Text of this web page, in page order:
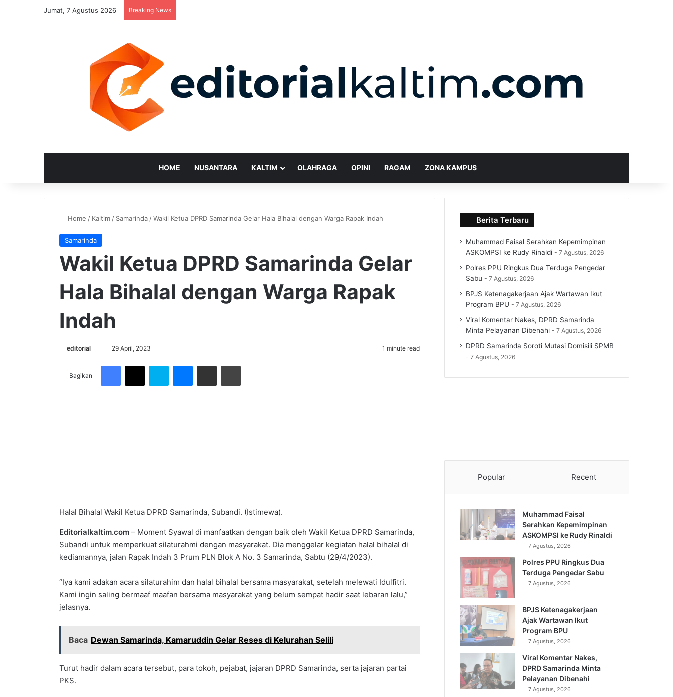
Jumat, 7 Agustus 2026 Breaking News
HOME NUSANTARA KALTIM OLAHRAGA OPINI RAGAM ZONA KAMPUS
Home / Kaltim / Samarinda /Wakil Ketua DPRD Samarinda Gelar Hala Bihalal dengan Warga Rapak Indah
Samarinda
Wakil Ketua DPRD Samarinda Gelar
Hala Bihalal dengan Warga Rapak
Indah
editorial 29 April, 2023 1 minute read
Bagikan
Facebook
X Skype Messenger
Share via Email Cetak
Halal Bihalal Wakil Ketua DPRD Samarinda, Subandi. (Istimewa).
Editorialkaltim.com – Moment Syawal di manfaatkan dengan baik oleh Wakil Ketua DPRD Samarinda,
Subandi untuk memperkuat silaturahmi dengan masyarakat. Dia menggelar kegiatan halal bihalal di
kediamannya, jalan Rapak Indah 3 Prum PLN Blok A No. 3 Samarinda, Sabtu (29/4/2023).
“Iya kami adakan acara silaturahim dan halal bihalal bersama masyarakat, setelah melewati Idulfitri.
Kami ingin saling bermaaf maafan bersama masyarakat yang belum sempat hadir saat lebaran lalu,”
jelasnya.
Baca Dewan Samarinda, Kamaruddin Gelar Reses di Kelurahan Selili
Turut hadir dalam acara tersebut, para tokoh, pejabat, jajaran DPRD Samarinda, serta jajaran partai
PKS.
Berita Terbaru
Muhammad Faisal Serahkan Kepemimpinan
ASKOMPSI ke Rudy Rinaldi
7 Agustus, 2026
Polres PPU Ringkus Dua Terduga Pengedar
Sabu
7 Agustus, 2026
BPJS Ketenagakerjaan Ajak Wartawan Ikut
Program BPU
7 Agustus, 2026
Viral Komentar Nakes, DPRD Samarinda
Minta Pelayanan Dibenahi
7 Agustus, 2026
DPRD Samarinda Soroti Mutasi Domisili SPMB
7 Agustus, 2026
Popular Recent
Muhammad Faisal
Serahkan Kepemimpinan
ASKOMPSI ke Rudy Rinaldi
7 Agustus, 2026
Polres PPU Ringkus Dua
Terduga Pengedar Sabu
7 Agustus, 2026
BPJS Ketenagakerjaan
Ajak Wartawan Ikut
Program BPU
7 Agustus, 2026
Viral Komentar Nakes,
DPRD Samarinda Minta
Pelayanan Dibenahi
7 Agustus, 2026